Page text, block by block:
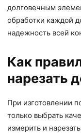
долговечным
обработки каждой
надежность всей
Как
нарезать
При изготовлении
только выбрать
измерить и